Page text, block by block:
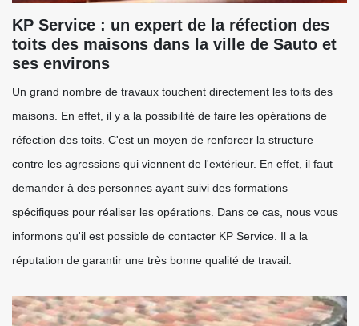
KP Service : un expert de la réfection des
toits des maisons dans la ville de Sauto et
ses environs
Un grand nombre de travaux touchent directement les toits des
maisons. En effet, il y a la possibilité de faire les opérations de
réfection des toits. C'est un moyen de renforcer la structure
contre les agressions qui viennent de l'extérieur. En effet, il faut
demander à des personnes ayant suivi des formations
spécifiques pour réaliser les opérations. Dans ce cas, nous vous
informons qu'il est possible de contacter KP Service. Il a la
réputation de garantir une très bonne qualité de travail.